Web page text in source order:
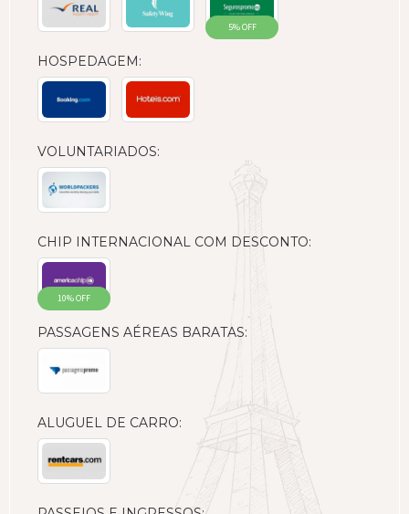
5% OFF
HOSPEDAGEM:
VOLUNTARIADOS:
CHIP INTERNACIONAL COM DESCONTO:
10% OFF
PASSAGENS AÉREAS BARATAS:
ALUGUEL DE CARRO: